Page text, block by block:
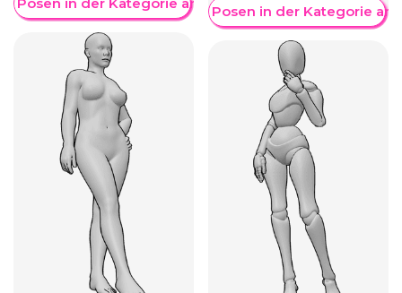
Weitere Posen in der Kategorie